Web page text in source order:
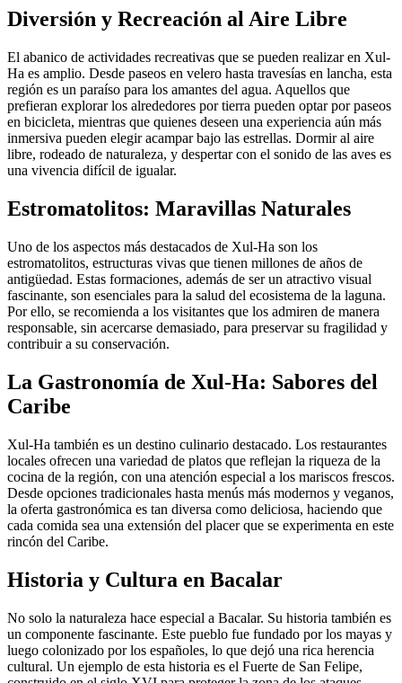
Diversión y Recreación al Aire Libre
El abanico de actividades recreativas que se pueden realizar en Xul-
Ha es amplio. Desde paseos en velero hasta travesías en lancha, esta
región es un paraíso para los amantes del agua. Aquellos que
prefieran explorar los alrededores por tierra pueden optar por paseos
en bicicleta, mientras que quienes deseen una experiencia aún más
inmersiva pueden elegir acampar bajo las estrellas. Dormir al aire
libre, rodeado de naturaleza, y despertar con el sonido de las aves es
una vivencia difícil de igualar.
Estromatolitos: Maravillas Naturales
Uno de los aspectos más destacados de Xul-Ha son los
estromatolitos, estructuras vivas que tienen millones de años de
antigüedad. Estas formaciones, además de ser un atractivo visual
fascinante, son esenciales para la salud del ecosistema de la laguna.
Por ello, se recomienda a los visitantes que los admiren de manera
responsable, sin acercarse demasiado, para preservar su fragilidad y
contribuir a su conservación.
La Gastronomía de Xul-Ha: Sabores del
Caribe
Xul-Ha también es un destino culinario destacado. Los restaurantes
locales ofrecen una variedad de platos que reflejan la riqueza de la
cocina de la región, con una atención especial a los mariscos frescos.
Desde opciones tradicionales hasta menús más modernos y veganos,
la oferta gastronómica es tan diversa como deliciosa, haciendo que
cada comida sea una extensión del placer que se experimenta en este
rincón del Caribe.
Historia y Cultura en Bacalar
No solo la naturaleza hace especial a Bacalar. Su historia también es
un componente fascinante. Este pueblo fue fundado por los mayas y
luego colonizado por los españoles, lo que dejó una rica herencia
cultural. Un ejemplo de esta historia es el Fuerte de San Felipe,